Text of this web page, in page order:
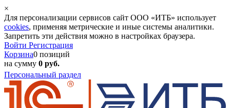
×
Для персонализации сервисов сайт ООО «ИТБ» использует
cookies, применяя метрические и иные системы аналитики.
Запретить эти действия можно в настройках браузера.
Войти Регистрация
Корзина0 позиций
на сумму 0 руб.
Персональный раздел